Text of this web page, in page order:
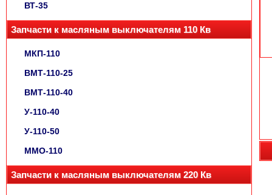
ВТ-35
Запчасти к масляным выключателям 110 Кв
МКП-110
ВМТ-110-25
ВМТ-110-40
У-110-40
У-110-50
ММО-110
Запчасти к масляным выключателям 220 Кв